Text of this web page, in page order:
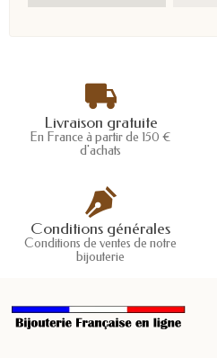
Livraison gratuite
En France à partir de 150 €
d'achats
Conditions générales
Conditions de ventes de notre
bijouterie